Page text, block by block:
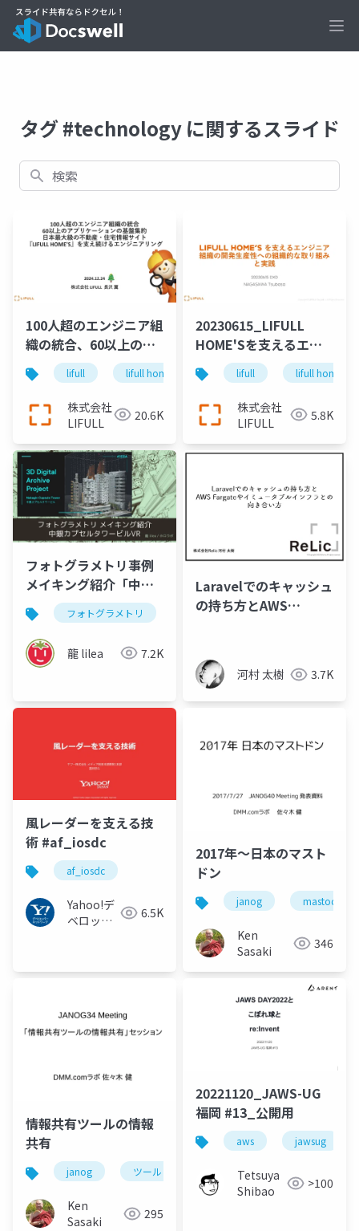
タグ #technology に関するスライド
検索
100人超のエンジニア組
織の統合、60以上のア
プリケーションの基盤
集約、日本最大級の不
動産・住宅情報サイト
『LIFULL HOME'S』を
支え続けるエンジニア
リング＿長沢翼
lifull lifull home's cto keel
株式会社
LIFULL
20.6K
20230615_LIFULL
HOME'Sを支えるエン
ジニア 組織の開発生産
性への組織的な取り組
みと実践
lifull lifull home's
株式会社
LIFULL
5.8K
フォトグラメトリ事例
メイキング紹介「中銀
カプセルタワービル
VR」
フォトグラメトリ 3dデジタルアーカイブ
龍 lilea 7.2K
Laravelでのキャッシュ
の持ち方とAWS
合い方
河村 太樹 3.7K
⾵レーダーを⽀える技
術 #af_iosdc
af_iosdc
Yahoo!デ
ベロッパ
6.5K
2017年〜日本のマスト
ドン
janog mastodon
Ken
Sasaki
346
情報共有ツールの情報
共有
janog ツール お仕事
Ken
Sasaki
295
20221120_JAWS-UG
福岡 #13_公開用
aws jawsug
Tetsuya
Shibao
>100